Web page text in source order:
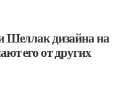
Шеллак дизайна на
его от других